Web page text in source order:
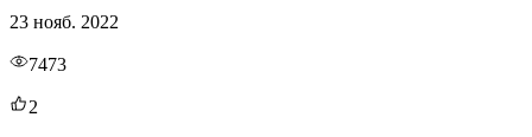
23 нояб. 2022
7473
2